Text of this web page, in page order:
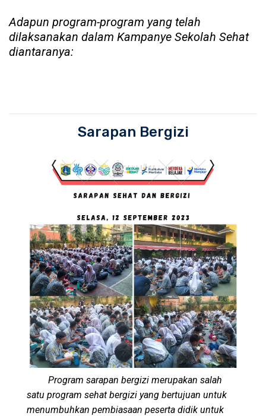
Adapun program-program yang telah
dilaksanakan dalam Kampanye Sekolah Sehat
diantaranya:
Sarapan Bergizi
Program sarapan bergizi merupakan salah
satu program sehat bergizi yang bertujuan untuk
menumbuhkan pembiasaan peserta didik untuk